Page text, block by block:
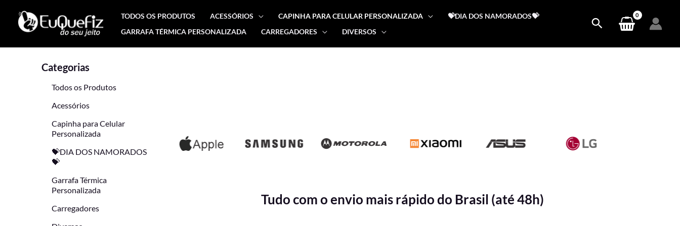
conteúdo
TODOS OS PRODUTOS ACESSÓRIOS CAPINHA PARA CELULAR PERSONALIZADA
💝DIA DOS NAMORADOS💝
GARRAFA TÉRMICA PERSONALIZADA
CARREGADORES DIVERSOS
Categorias
Todos os Produtos
Acessórios
Capinha para Celular
Personalizada
💝DIA DOS NAMORADOS
💝
Garrafa Térmica
Personalizada
Carregadores
Tudo com o envio mais rápido do Brasil (até 48h)